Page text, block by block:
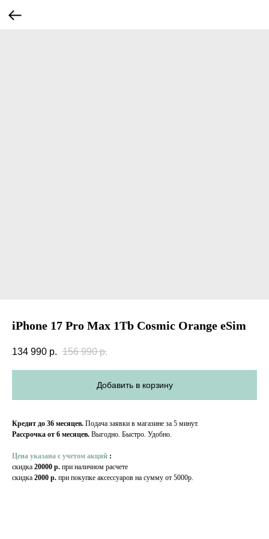
iPhone 17 Pro Max 1Tb Cosmic Orange eSim
134 990 р. 156 990 р.
Добавить в корзину
Кредит до 36 месяцев. Подача заявки в магазине за 5 минут.
Рассрочка от 6 месяцев. Выгодно. Быстро. Удобно.
Цена указана с учетом акций :
скидка 20000 р. при наличном расчете
скидка 2000 р. при покупке аксессуаров на сумму от 5000р.